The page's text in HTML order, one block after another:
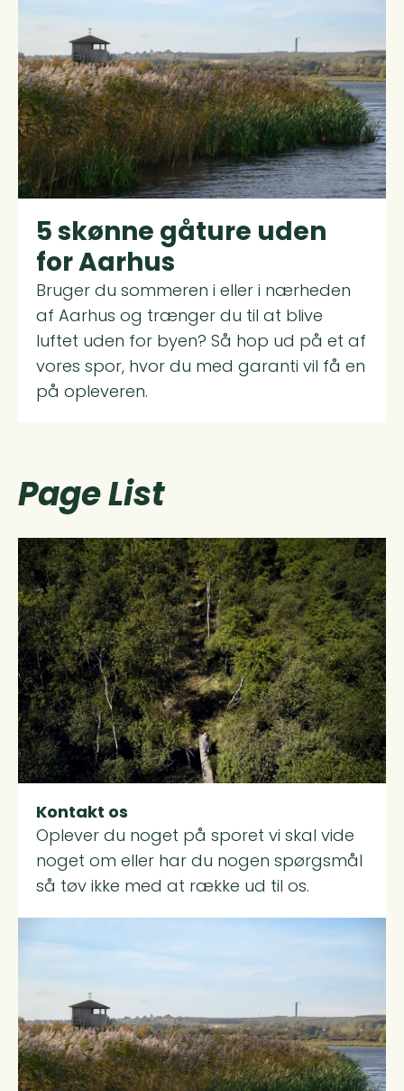
5 skønne gåture uden
for Aarhus
Bruger du sommeren i eller i nærheden
af Aarhus og trænger du til at blive
luftet uden for byen? Så hop ud på et af
vores spor, hvor du med garanti vil få en
på opleveren.
Page List
Read more about Kontakt os
Kontakt os
Oplever du noget på sporet vi skal vide
noget om eller har du nogen spørgsmål
så tøv ikke med at række ud til os.
Read more about Afrapportering Naturpakken